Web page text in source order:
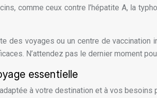
comme ceux contre l’hépatite A, la
des voyages ou un centre de
N’attendez pas le dernier moment
essentielle
à votre destination et à vos besoins